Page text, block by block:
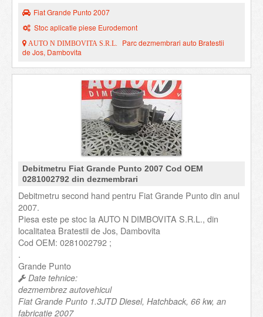
Fiat Grande Punto 2007
Stoc aplicatie piese Eurodemont
AUTO N DIMBOVITA S.R.L.
Parc dezmembrari auto Bratestii
de Jos, Dambovita
Debitmetru Fiat Grande Punto 2007 Cod OEM
0281002792 din dezmembrari
Debitmetru second hand pentru Fiat Grande Punto din anul
2007.
Piesa este pe stoc la AUTO N DIMBOVITA S.R.L., din
localitatea Bratestii de Jos, Dambovita
Cod OEM: 0281002792 ;
.
Grande Punto
Date tehnice:
dezmembrez autovehicul
Fiat Grande Punto 1.3JTD Diesel, Hatchback, 66 kw, an
fabricatie 2007